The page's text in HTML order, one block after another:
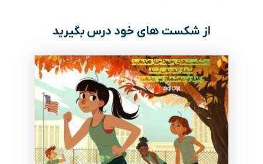
از شکست های خود درس بگیرید